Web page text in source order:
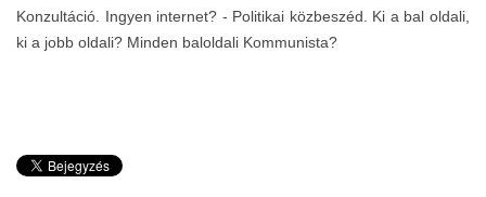
Konzultáció. Ingyen internet? - Politikai közbeszéd. Ki a bal oldali,
ki a jobb oldali? Minden baloldali Kommunista?